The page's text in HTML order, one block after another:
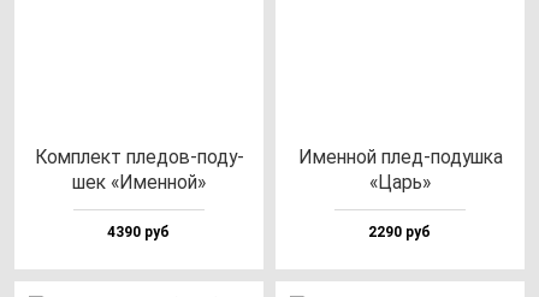
Ком­плект пле­дов-по­ду­
шек «Имен­ной»
4390 руб
Имен­ной плед-по­душ­ка
«Царь»
2290 руб